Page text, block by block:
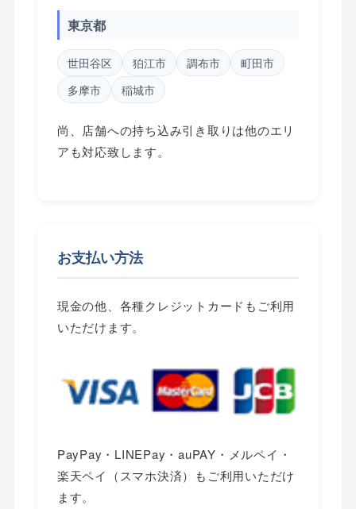
東京都
世田谷区 狛江市 調布市
町田市
多摩市
稲城市
尚、店舗への持ち込み引き取りは他のエリ
アも対応致します。
お支払い方法
現金の他、各種クレジットカード もご利用
いただけます。
PayPay・LINEPay・auPAY・メルペイ・
楽天ペイ（スマホ決済）もご利用いただけ
ます。